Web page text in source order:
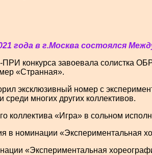
года в г.Москва состоялся
ПРИ конкурса завоевала солистка
«Странная».
эксклюзивный номер с
среди многих других коллективов.
коллектива «Игра» в сольном
в номинации «Экспериментальная
«Экспериментальная